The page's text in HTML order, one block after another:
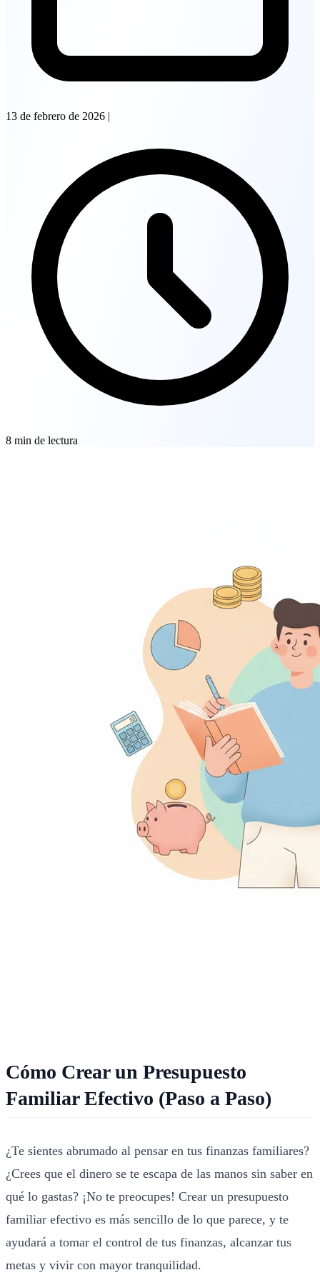
13 de febrero de 2026 |
8 min de lectura
Cómo Crear un Presupuesto
Familiar Efectivo (Paso a Paso)
¿Te sientes abrumado al pensar en tus finanzas familiares?
¿Crees que el dinero se te escapa de las manos sin saber en
qué lo gastas? ¡No te preocupes! Crear un presupuesto
familiar efectivo es más sencillo de lo que parece, y te
ayudará a tomar el control de tus finanzas, alcanzar tus
metas y vivir con mayor tranquilidad.